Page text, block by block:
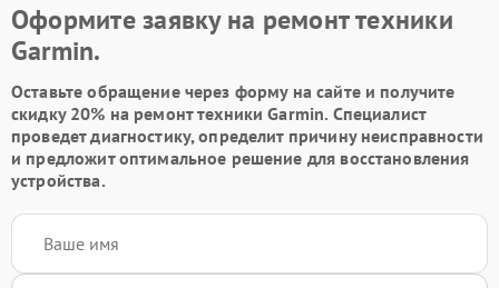
Оформите заявку на ремонт техники
Garmin.
Оставьте обращение через форму на сайте и получите
скидку 20% на ремонт техники Garmin. Специалист
проведет диагностику, определит причину неисправности
и предложит оптимальное решение для восстановления
устройства.